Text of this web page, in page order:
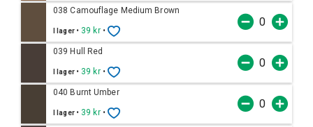
038 Camouflage Medium Brown
I lager • 39 kr •
039 Hull Red
I lager • 39 kr •
040 Burnt Umber
I lager • 39 kr •